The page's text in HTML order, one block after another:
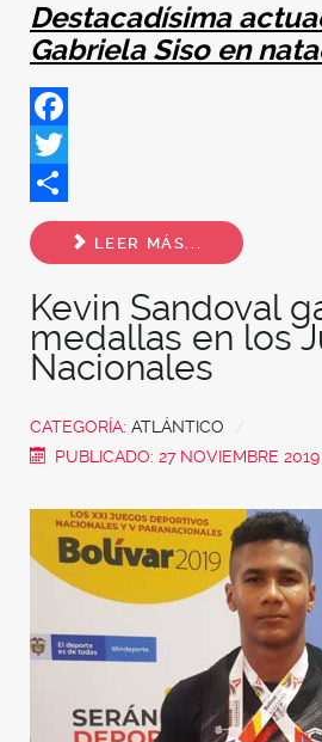
Destacadísima
Gabriela Siso en
Facebook
Twitter
Share
LEER MÁS...
Kevin Sandoval
medallas en los
Nacionales
CATEGORÍA: ATLÁNTICO
PUBLICADO: 27 NOVIEMBRE 2019